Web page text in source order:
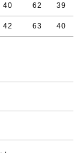
40 62 39
42 63 40